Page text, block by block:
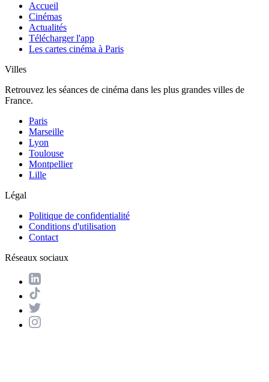
Accueil
Cinémas
Actualités
Télécharger l'app
Les cartes cinéma à Paris
Villes
Retrouvez les séances de cinéma dans les plus grandes villes de
France.
Paris
Marseille
Lyon
Toulouse
Montpellier
Lille
Légal
Politique de confidentialité
Conditions d'utilisation
Contact
Réseaux sociaux